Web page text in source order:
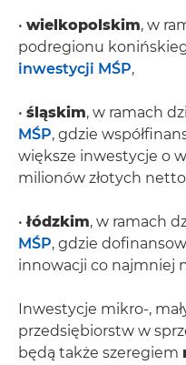
• wielkopolskim, w
podregionu
inwestycji MŚP,
• śląskim, w ramach
MŚP, gdzie
większe inwestycje o
milionów złotych
•łódzkim, w ramach
MŚP, gdzie
innowacji co najmniej
Inwestycje mikro-,
przedsiębiorstw w
będą także szeregiem